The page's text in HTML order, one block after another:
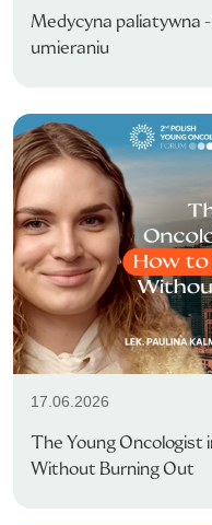
Medycyna paliatywna
umieraniu
17.06.2026
The Young Oncologist
Without Burning Out